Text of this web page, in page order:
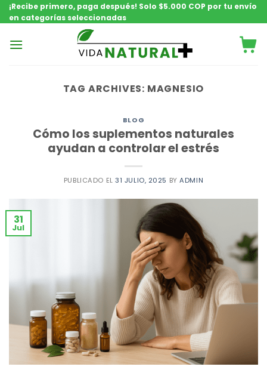
Saltar
contenido
¡Recibe primero, paga después! Solo $5.000 COP por tu envío
en categorías seleccionadas
TAG ARCHIVES: MAGNESIO
BLOG
Cómo los suplementos naturales
ayudan a controlar el estrés
PUBLICADO EL31 JULIO, 2025 BYADMIN
31
Jul